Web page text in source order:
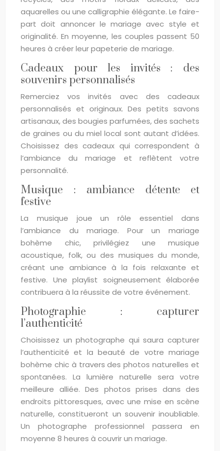
aquarelles ou une calligraphie élégante. Le faire-
part doit annoncer le mariage avec style et
originalité. En moyenne, les couples passent 50
heures à créer leur papeterie de mariage.
Cadeaux pour les invités : des
souvenirs personnalisés
Remerciez vos invités avec des cadeaux
personnalisés et originaux. Des petits savons
artisanaux, des bougies parfumées, des sachets
de graines ou du miel local sont autant d’idées.
Choisissez des cadeaux qui correspondent à
l’ambiance du mariage et reflètent votre
personnalité.
Musique : ambiance détente et
festive
La musique joue un rôle essentiel dans
l’ambiance du mariage. Pour un mariage
bohème chic, privilégiez une musique
acoustique, folk, ou des musiques du monde,
créant une ambiance à la fois relaxante et
festive. Une playlist soigneusement élaborée
contribuera à la réussite de votre événement.
Photographie : capturer
l’authenticité
Choisissez un photographe qui saura capturer
l’authenticité et la beauté de votre mariage
bohème chic à travers des photos naturelles et
spontanées. La lumière naturelle sera votre
meilleure alliée. Des photos prises dans des
endroits pittoresques, avec une mise en scène
naturelle, constitueront un souvenir inoubliable.
Un photographe professionnel passera en
moyenne 8 heures à couvrir un mariage.